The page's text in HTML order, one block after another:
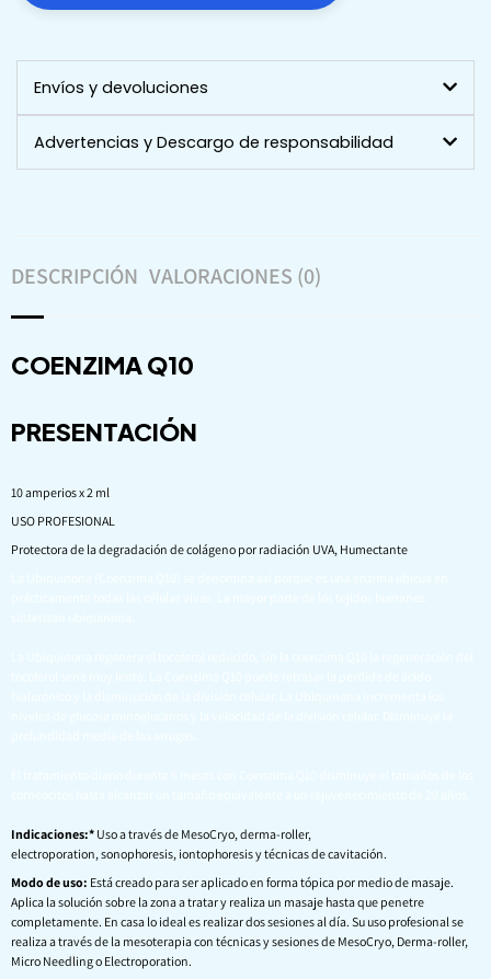
Envíos y devoluciones
Advertencias y Descargo de responsabilidad
DESCRIPCIÓN VALORACIONES (0)
COENZIMA Q10
PRESENTACIÓN
10 amperios x 2 ml
USO PROFESIONAL
Protectora de la degradación de colágeno por radiación UVA, Humectante
Indicaciones:* Uso a través de MesoCryo, derma-roller,
electroporation, sonophoresis, iontophoresis y técnicas de cavitación.
Modo de uso: Está creado para ser aplicado en forma tópica por medio de masaje.
Aplica la solución sobre la zona a tratar y realiza un masaje hasta que penetre
completamente. En casa lo ideal es realizar dos sesiones al día. Su uso profesional se
realiza a través de la mesoterapia con técnicas y sesiones de MesoCryo, Derma-roller,
Micro Needling o Electroporation.